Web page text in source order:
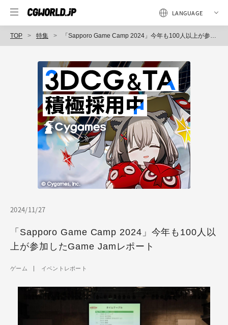
TOP 特集 「Sapporo Game Camp 2024」今年も100人以上が参加したGame Jamレポート
2024/11/27
「Sapporo Game Camp 2024」今年も100人以
上が参加したGame Jamレポート
ゲーム イベントレポート